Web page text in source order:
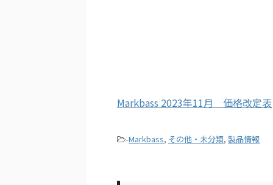
Markbass 2023年11月 価格改定表
-Markbass, その他・未分類, 製品情報